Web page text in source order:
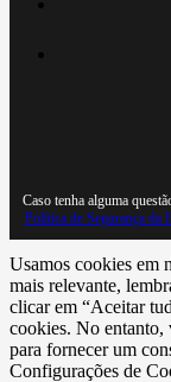
Caso tenha alguma
Política de Segurança da
Usamos cookies em
mais relevante,
clicar em “Aceitar
cookies. No
para fornecer um
Configurações de